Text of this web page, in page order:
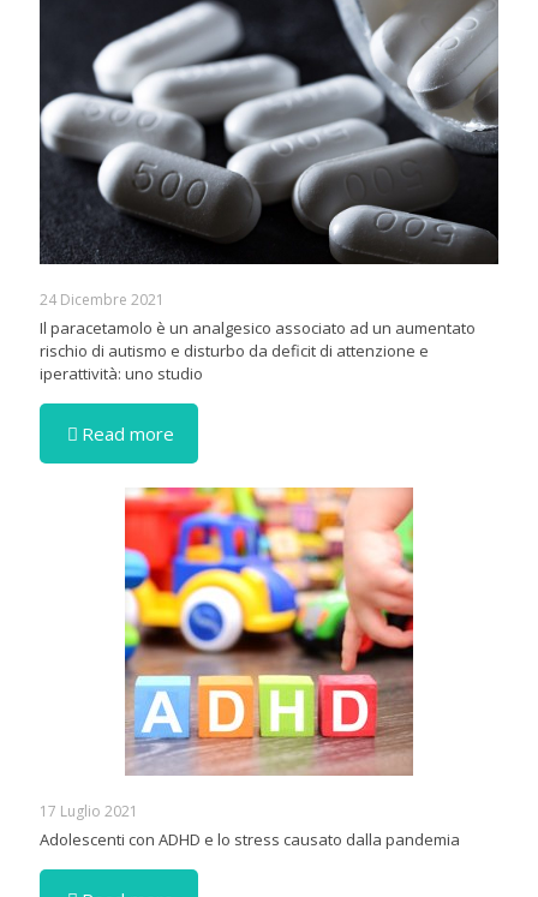
24 Dicembre 2021
Il paracetamolo è un analgesico associato ad un aumentato
rischio di autismo e disturbo da deficit di attenzione e
iperattività: uno studio
Read more
17 Luglio 2021
Adolescenti con ADHD e lo stress causato dalla pandemia